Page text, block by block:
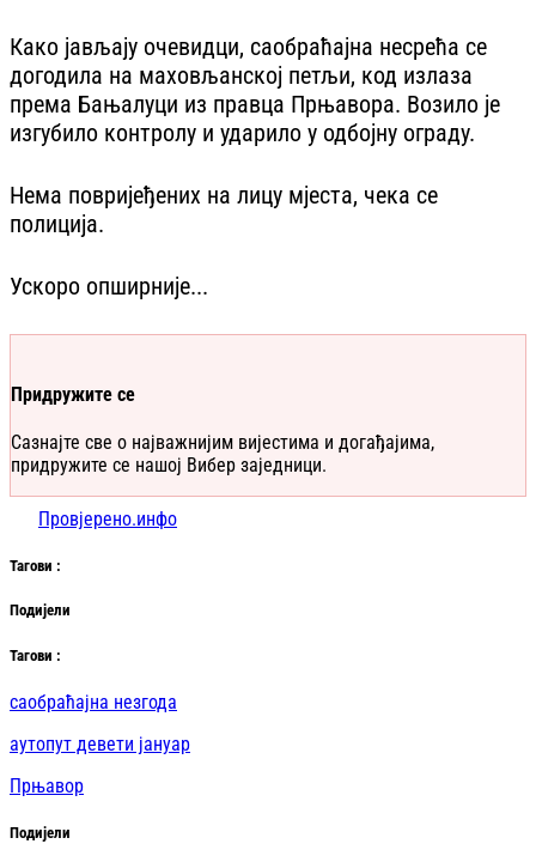
Како јављају очевидци, саобраћајна несрећа се
догодила на маховљанској петљи, код излаза
према Бањалуци из правца Прњавора. Возило је
изгубило контролу и ударило у одбојну ограду.
Нема повријеђених на лицу мјеста, чека се
полиција.
Ускоро опширније...
Придружите се
Сазнајте све о најважнијим вијестима и догађајима,
придружите се нашој Вибер заједници.
Провјерено.инфо
Тагови :
Подијели
Тагови :
саобраћајна незгода
аутопут девети јануар
Прњавор
Подијели